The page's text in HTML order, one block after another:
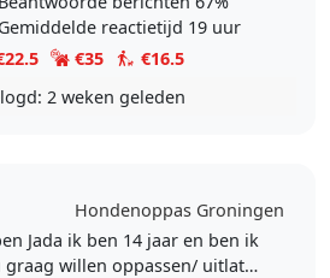
Gemiddelde reactietijd 19 uur
€35
€16.5
2 weken geleden
Hondenoppas Groningen
Jada ik ben 14 jaar en ben ik
graag willen oppassen/ uitlaten